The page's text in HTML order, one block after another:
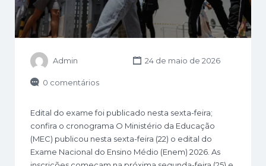
Admin 24 de maio de 2026
0 comentários
Edital do exame foi publicado nesta sexta-feira;
confira o cronograma O Ministério da Educação
(MEC) publicou nesta sexta-feira (22) o edital do
Exame Nacional do Ensino Médio (Enem) 2026. As